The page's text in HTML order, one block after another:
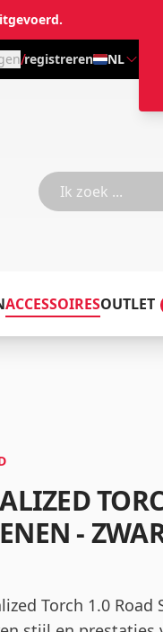
/registreren NL
ACCESSOIRESOUTLET
-
Torch 1.0 Road